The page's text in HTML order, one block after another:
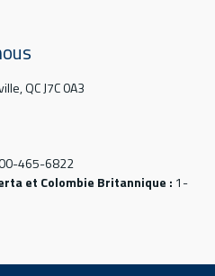
QC J7C 0A3
465-6822
et Colombie Britannique : 1-